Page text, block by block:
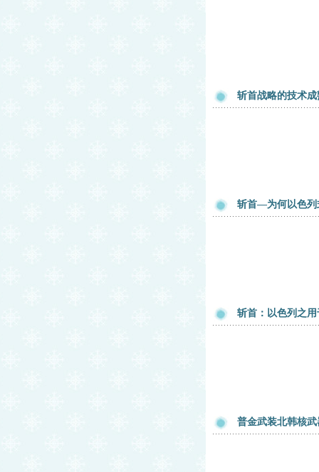
斩首战略的技术
斩首—为何以色列
斩首：以色列之
普金武装北韩核